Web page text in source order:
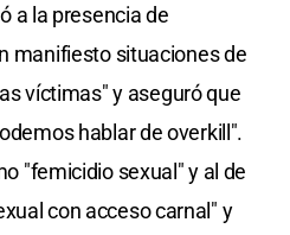
a la presencia de
manifiesto situaciones de
víctimas" y aseguró que
hablar de overkill".
"femicidio sexual" y al de
con acceso carnal" y